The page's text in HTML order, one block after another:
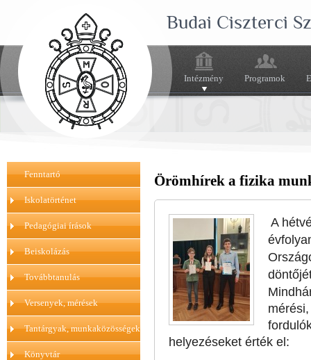
Budai Ciszterci
Intézmény Programok
Fenntartó
Iskolatörténet
Pedagógiai írások
Beiskolázás
Továbbtanulás
Versenyek, mérések
Tantárgyak, munkaközösségek
Könyvtár
Örömhírek a fizika
A
helyezéseket érték el: